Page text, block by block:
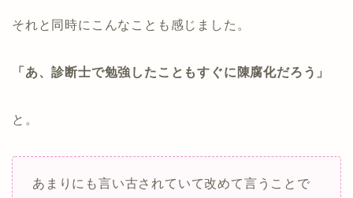
それと同時にこんなことも感じました。
「あ、診断士で勉強したこともすぐに陳腐化だろう」
と。
あまりにも言い古されていて改めて言うことで